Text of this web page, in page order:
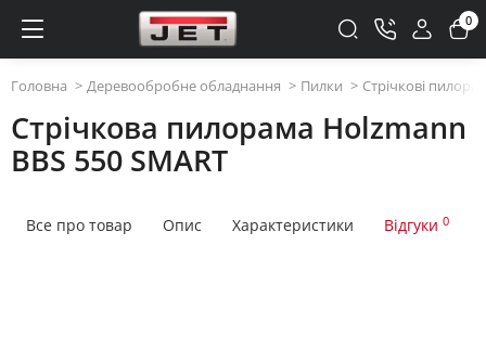
0
Головна Деревообробне обладнання Пилки Стрічкові
Стрічкова пилорама Holzmann
BBS 550 SMART
Все про товар Опис Характеристики Відгуки 0